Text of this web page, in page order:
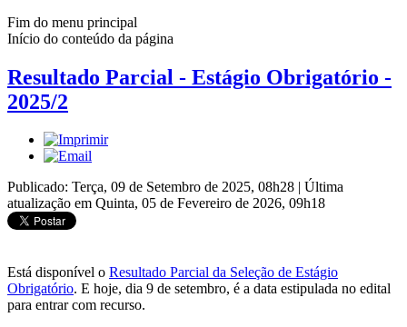
Fim do menu principal
Início do conteúdo da página
Resultado Parcial - Estágio Obrigatório -
2025/2
Publicado: Terça, 09 de Setembro de 2025, 08h28 | Última
atualização em Quinta, 05 de Fevereiro de 2026, 09h18
Está disponível o Resultado Parcial da Seleção de Estágio
Obrigatório. E hoje, dia 9 de setembro, é a data estipulada no edital
para entrar com recurso.